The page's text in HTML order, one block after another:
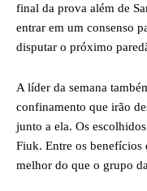
final da prova além de
entrar em um consenso
disputar o próximo
A líder da semana
confinamento que irão
junto a ela. Os
Fiuk. Entre os benefícios
melhor do que o grupo